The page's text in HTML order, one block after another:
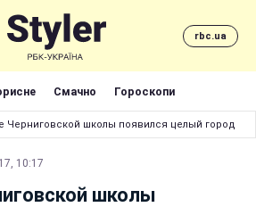
rbc.ua
Смачно Гороскопи
Черниговской школы появился целый город
10:17
школы